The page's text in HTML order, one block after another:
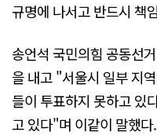
규명에 나서고 반드시 책
송언석 국민의힘 공동선
을 내고 "서울시 일부 지
들이 투표하지 못하고 있
고 있다"며 이같이 말했다.